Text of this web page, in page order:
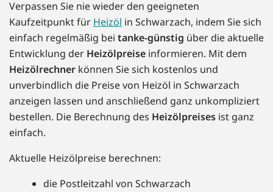
Verpassen Sie nie wieder den geeigneten
Kaufzeitpunkt für Heizöl in Schwarzach, indem Sie sich
einfach regelmäßig bei tanke-günstig über die aktuelle
Entwicklung der Heizölpreise informieren. Mit dem
Heizölrechner können Sie sich kostenlos und
unverbindlich die Preise von Heizöl in Schwarzach
anzeigen lassen und anschließend ganz unkompliziert
bestellen. Die Berechnung des Heizölpreises ist ganz
einfach.
Aktuelle Heizölpreise berechnen:
die Postleitzahl von Schwarzach